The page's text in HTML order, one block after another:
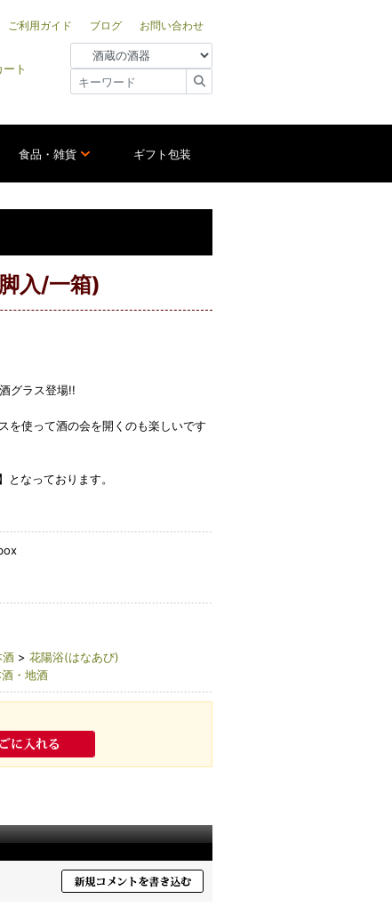
ご利用ガイド ブログ お問い合わせ
ート
食品・雑貨 ギフト包装
入/一箱)
グラス登場!!
を使って酒の会を開くのも楽しいです
なっております。
> 花陽浴(はなあび)
・地酒